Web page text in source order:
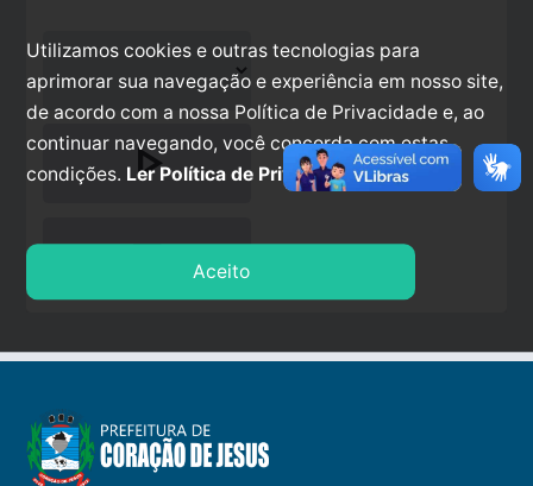
play_arrow
stop
Utilizamos cookies e outras tecnologias para
aprimorar sua navegação e experiência em nosso site,
de acordo com a nossa Política de Privacidade e, ao
continuar navegando, você concorda com estas
condições. Ler Política de Privacidade.
Aceito